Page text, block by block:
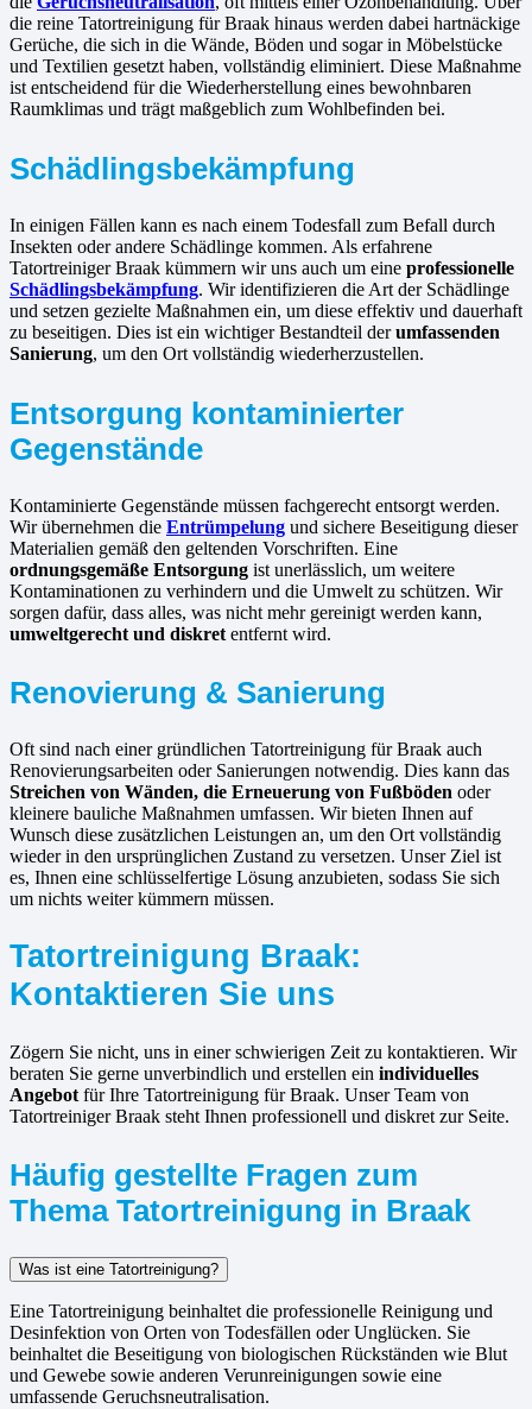
die reine Tatortreinigung für Braak hinaus werden dabei hartnäckige
Gerüche, die sich in die Wände, Böden und sogar in Möbelstücke
und Textilien gesetzt haben, vollständig eliminiert. Diese Maßnahme
ist entscheidend für die Wiederherstellung eines bewohnbaren
Raumklimas und trägt maßgeblich zum Wohlbefinden bei.
Schädlingsbekämpfung
In einigen Fällen kann es nach einem Todesfall zum Befall durch
Insekten oder andere Schädlinge kommen. Als erfahrene
Tatortreiniger Braak kümmern wir uns auch um eine professionelle
Schädlingsbekämpfung. Wir identifizieren die Art der Schädlinge
und setzen gezielte Maßnahmen ein, um diese effektiv und dauerhaft
zu beseitigen. Dies ist ein wichtiger Bestandteil derumfassenden
Sanierung, um den Ort vollständig wiederherzustellen.
Entsorgung kontaminierter
Gegenstände
Kontaminierte Gegenstände müssen fachgerecht entsorgt werden.
Wir übernehmen die Entrümpelung und sichere Beseitigung dieser
Materialien gemäß den geltenden Vorschriften. Eine
ordnungsgemäße Entsorgung ist unerlässlich, um weitere
Kontaminationen zu verhindern und die Umwelt zu schützen. Wir
sorgen dafür, dass alles, was nicht mehr gereinigt werden kann,
umweltgerecht und diskret entfernt wird.
Renovierung & Sanierung
Oft sind nach einer gründlichen Tatortreinigung für Braak auch
Renovierungsarbeiten oder Sanierungen notwendig. Dies kann das
Streichen von Wänden, die Erneuerung von Fußböden oder
kleinere bauliche Maßnahmen umfassen. Wir bieten Ihnen auf
Wunsch diese zusätzlichen Leistungen an, um den Ort vollständig
wieder in den ursprünglichen Zustand zu versetzen. Unser Ziel ist
es, Ihnen eine schlüsselfertige Lösung anzubieten, sodass Sie sich
um nichts weiter kümmern müssen.
Tatortreinigung Braak:
Kontaktieren Sie uns
Zögern Sie nicht, uns in einer schwierigen Zeit zu kontaktieren. Wir
beraten Sie gerne unverbindlich und erstellen ein individuelles
Angebot für Ihre Tatortreinigung für Braak. Unser Team von
Tatortreiniger Braak steht Ihnen professionell und diskret zur Seite.
Häufig gestellte Fragen zum
Thema Tatortreinigung in Braak
Was ist eine Tatortreinigung?
Eine Tatortreinigung beinhaltet die professionelle Reinigung und
Desinfektion von Orten von Todesfällen oder Unglücken. Sie
beinhaltet die Beseitigung von biologischen Rückständen wie Blut
und Gewebe sowie anderen Verunreinigungen sowie eine
umfassende Geruchsneutralisation.